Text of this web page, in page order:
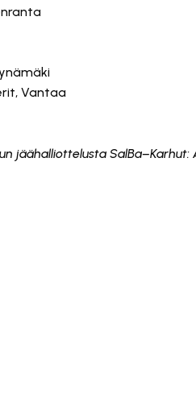
Vantaa
jäähalliottelusta SalBa–Karhut: